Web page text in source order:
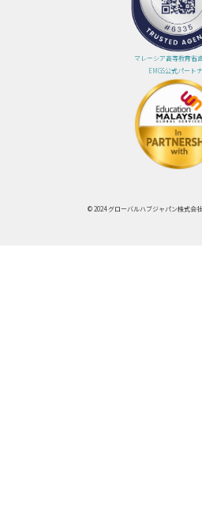
マレーシア高等教育省
EMGS公式パート
© 2024 グローバルハブジャパン株式会